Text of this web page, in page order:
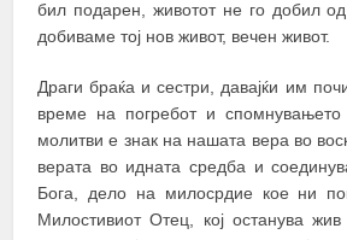
бил подарен, животот не го добил
добиваме тој нов живот, вечен живот.
Драги браќа и сестри, давајќи им
време на погребот и
молитви е знак на нашата вера во
верата во идната средба и
Бога, дело на милосрдие кое ни
Милостивиот Отец, кој останува